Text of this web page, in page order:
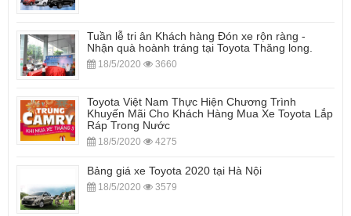
Tuần lễ tri ân Khách hàng Đón xe rộn ràng -
Nhận quà hoành tráng tại Toyota Thăng long.
18/5/2020 3660
Toyota Việt Nam Thực Hiện Chương Trình
Khuyến Mãi Cho Khách Hàng Mua Xe Toyota Lắp
Ráp Trong Nước
18/5/2020 4275
Bảng giá xe Toyota 2020 tại Hà Nội
18/5/2020 3579